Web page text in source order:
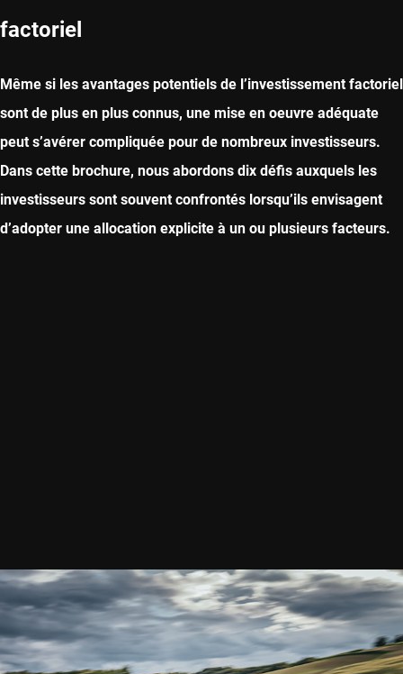
factoriel
Même si les avantages potentiels de l’investissement factoriel
sont de plus en plus connus, une mise en oeuvre adéquate
peut s’avérer compliquée pour de nombreux investisseurs.
Dans cette brochure, nous abordons dix défis auxquels les
investisseurs sont souvent confrontés lorsqu’ils envisagent
d’adopter une allocation explicite à un ou plusieurs facteurs.